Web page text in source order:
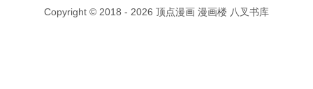
Copyright © 2018 - 2026 顶点漫画 漫画楼 八叉书库